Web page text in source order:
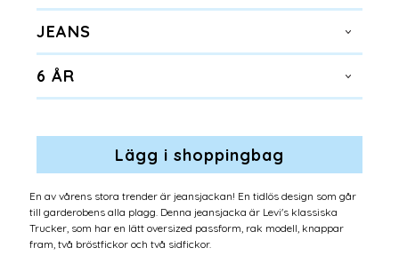
JEANS
6 ÅR
En av vårens stora trender är jeansjackan! En tidlös design som går
till garderobens alla plagg. Denna jeansjacka är Levi's klassiska
Trucker, som har en lätt oversized passform, rak modell, knappar
fram, två bröstfickor och två sidfickor.